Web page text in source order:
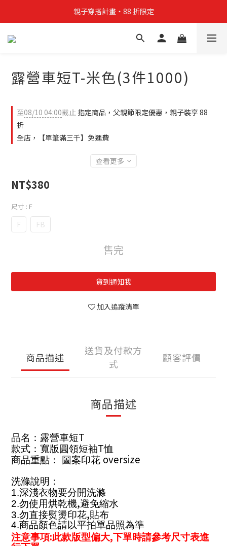
親子穿搭計畫・88 折限定
親子穿搭計畫・88 折限定
貼身補貨計畫  任選 6 件 $888
親子穿搭計畫・88 折限定
露營車短T-米色(3件1000)
至08/10 04:00截止 指定商品，父親節限定優惠，親子裝享 88
折
全店，【單筆滿三千】免運費
查看更多
NT$380
尺寸 : F
F FB
售完
貨到通知我
加入追蹤清單
商品描述
送貨及付款方
式
顧客評價
商品描述
品名：露營車短T
款式：寬版圓領短袖T恤
商品重點： 圖案印花 oversize
洗滌說明：
1.深淺衣物要分開洗滌
2.勿使用烘乾機,避免縮水
3.勿直接熨燙印花,貼布
4.商品顏色請以平拍單品照為準
注意事項:此款版型偏大,下單時請參考尺寸表進